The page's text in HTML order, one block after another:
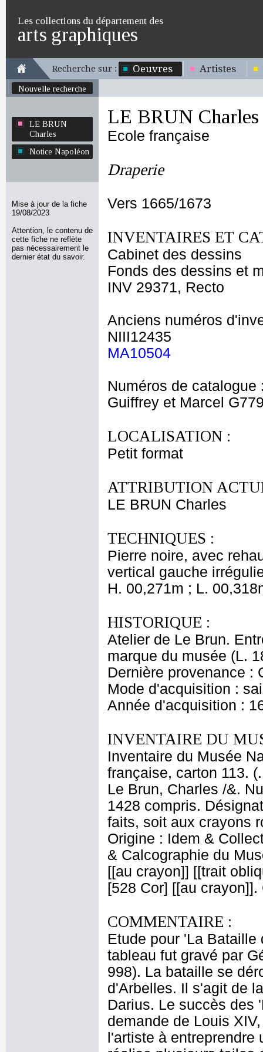
Les collections du département des
arts graphiques
Recherche sur : Oeuvres Artistes
Nouvelle recherche
LE BRUN
Charles
Notice Napoléon
Mise à jour de la fiche
19/08/2023
Attention, le contenu de
cette fiche ne reflète
pas nécessairement le
dernier état du savoir.
LE BRUN Charles
Ecole française
Draperie
Vers 1665/1673
INVENTAIRES ET
Cabinet des dessins
Fonds des dessins et
INV 29371, Recto
Anciens numéros
NIII12435
MA10504
Numéros de catalogue
Guiffrey et Marcel
LOCALISATION :
Petit format
ATTRIBUTION
LE BRUN Charles
TECHNIQUES :
Pierre noire, avec
vertical gauche
H. 00,271m ; L.
HISTORIQUE :
Atelier de Le Brun.
marque du musée (L.
Dernière provenance :
Mode d'acquisition :
Année d'acquisition :
INVENTAIRE DU
Inventaire du Musée
française, carton 113.
Le Brun, Charles /&.
1428 compris.
faits, soit aux crayons
Origine : Idem &
& Calcographie du
[[au crayon]] [[trait
[528 Cor] [[au
COMMENTAIRE :
Etude pour 'La Bataille
tableau fut gravé par
998). La bataille se
d'Arbelles. Il s'agit de
Darius. Le succès des
demande de Louis
l'artiste à